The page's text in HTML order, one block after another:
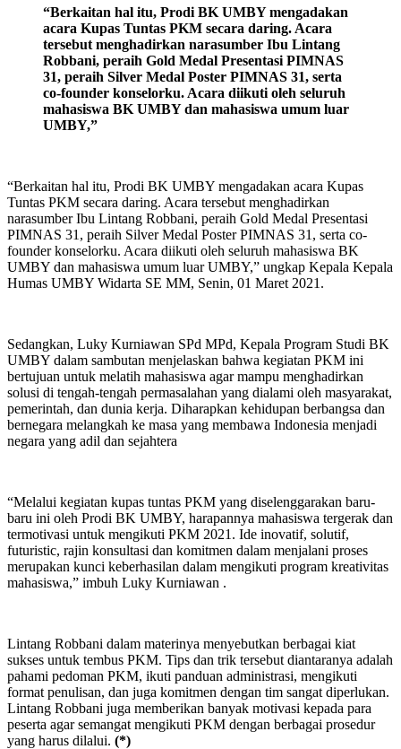
“Berkaitan hal itu, Prodi BK UMBY mengadakan
acara Kupas Tuntas PKM secara daring. Acara
tersebut menghadirkan narasumber Ibu Lintang
Robbani, peraih Gold Medal Presentasi PIMNAS
31, peraih Silver Medal Poster PIMNAS 31, serta
co-founder konselorku. Acara diikuti oleh seluruh
mahasiswa BK UMBY dan mahasiswa umum luar
UMBY,”
“Berkaitan hal itu, Prodi BK UMBY mengadakan acara Kupas
Tuntas PKM secara daring. Acara tersebut menghadirkan
narasumber Ibu Lintang Robbani, peraih Gold Medal Presentasi
PIMNAS 31, peraih Silver Medal Poster PIMNAS 31, serta co-
founder konselorku. Acara diikuti oleh seluruh mahasiswa BK
UMBY dan mahasiswa umum luar UMBY,” ungkap Kepala Kepala
Humas UMBY Widarta SE MM, Senin, 01 Maret 2021.
Sedangkan, Luky Kurniawan SPd MPd, Kepala Program Studi BK
UMBY dalam sambutan menjelaskan bahwa kegiatan PKM ini
bertujuan untuk melatih mahasiswa agar mampu menghadirkan
solusi di tengah-tengah permasalahan yang dialami oleh masyarakat,
pemerintah, dan dunia kerja. Diharapkan kehidupan berbangsa dan
bernegara melangkah ke masa yang membawa Indonesia menjadi
negara yang adil dan sejahtera
“Melalui kegiatan kupas tuntas PKM yang diselenggarakan baru-
baru ini oleh Prodi BK UMBY, harapannya mahasiswa tergerak dan
termotivasi untuk mengikuti PKM 2021. Ide inovatif, solutif,
futuristic, rajin konsultasi dan komitmen dalam menjalani proses
merupakan kunci keberhasilan dalam mengikuti program kreativitas
mahasiswa,” imbuh Luky Kurniawan .
Lintang Robbani dalam materinya menyebutkan berbagai kiat
sukses untuk tembus PKM. Tips dan trik tersebut diantaranya adalah
pahami pedoman PKM, ikuti panduan administrasi, mengikuti
format penulisan, dan juga komitmen dengan tim sangat diperlukan.
Lintang Robbani juga memberikan banyak motivasi kepada para
peserta agar semangat mengikuti PKM dengan berbagai prosedur
yang harus dilalui. (*)